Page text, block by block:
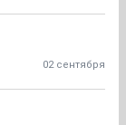
02 сентября